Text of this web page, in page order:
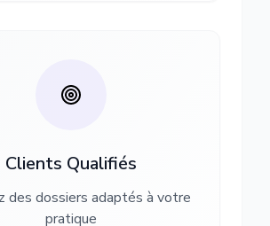
Clients Qualifiés
des dossiers adaptés à votre
pratique